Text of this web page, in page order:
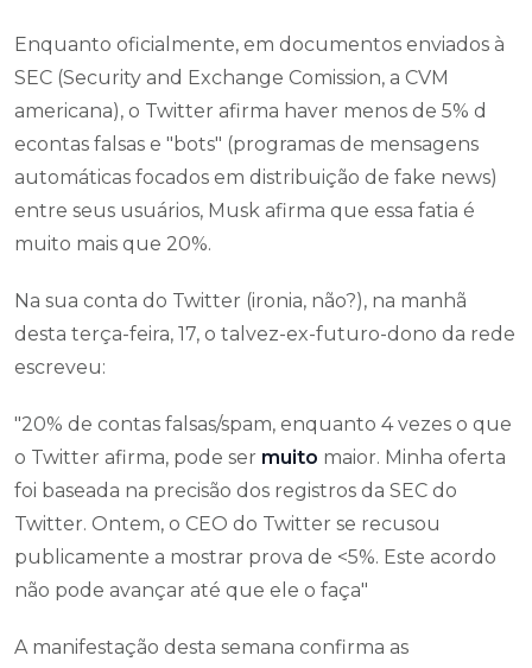
Enquanto oficialmente, em documentos enviados à
SEC (Security and Exchange Comission, a CVM
americana), o Twitter afirma haver menos de 5% d
econtas falsas e "bots" (programas de mensagens
automáticas focados em distribuição de fake news)
entre seus usuários, Musk afirma que essa fatia é
muito mais que 20%.
Na sua conta do Twitter (ironia, não?), na manhã
desta terça-feira, 17, o talvez-ex-futuro-dono da rede
escreveu:
"20% de contas falsas/spam, enquanto 4 vezes o que
o Twitter afirma, pode ser muito maior. Minha oferta
foi baseada na precisão dos registros da SEC do
Twitter. Ontem, o CEO do Twitter se recusou
publicamente a mostrar prova de <5%. Este acordo
não pode avançar até que ele o faça"
A manifestação desta semana confirma as